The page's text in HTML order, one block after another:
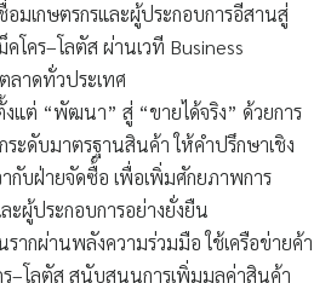
อมเกษตรกรและผู้ประกอบการอีสานสู่
โคร–โลตัส ผ่านเวที Business
าดทั่วประเทศ
งแต่ “พัฒนา” สู่ “ขายได้จริง” ด้วยการ
ะดับมาตรฐานสินค้า ให้คำปรึกษาเชิง
ากับฝ่ายจัดซื้อ เพื่อเพิ่มศักยภาพการ
ะผู้ประกอบการอย่างยั่งยืน
รากผ่านพลังความร่วมมือใช้เครือข่ายค้า
–โลตัส สนับสนุนการเพิ่มมูลค่าสินค้า